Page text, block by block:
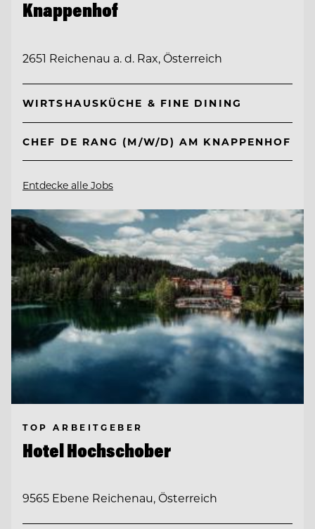
Knappenhof
2651 Reichenau a. d. Rax, Österreich
WIRTSHAUSKÜCHE & FINE DINING
CHEF DE RANG (M/W/D) AM KNAPPENHOF
Entdecke alle Jobs
TOP ARBEITGEBER
Hotel Hochschober
9565 Ebene Reichenau, Österreich